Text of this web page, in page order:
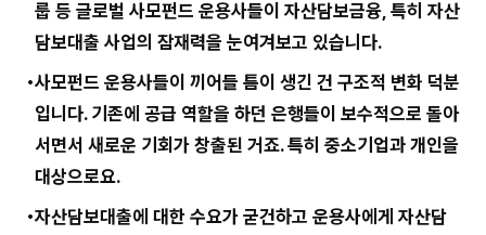
룹 등 글로벌 사모펀드 운용사들이 자산담보금융, 특히 자산
담보대출 사업의 잠재력을 눈여겨보고 있습니다.
사모펀드 운용사들이 끼어들 틈이 생긴 건 구조적 변화 덕분
입니다. 기존에 공급 역할을 하던 은행들이 보수적으로 돌아
서면서 새로운 기회가 창출된 거죠. 특히 중소기업과 개인을
대상으로요.
자산담보대출에 대한 수요가 굳건하고 운용사에게 자산담